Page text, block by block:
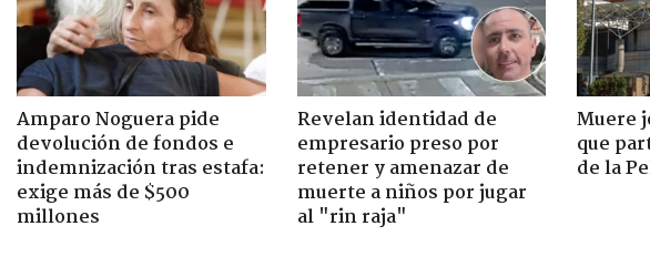
Amparo Noguera pide
devolución de fondos e
indemnización tras estafa:
exige más de $500
millones
Revelan identidad de
empresario preso por
retener y amenazar de
muerte a niños por jugar
al "rin raja"
Muere
que
de la